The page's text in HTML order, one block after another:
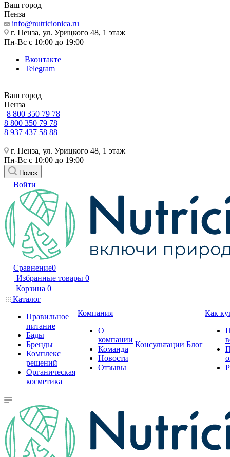
Ваш город
Пенза
info@nutricionica.ru
г. Пенза, ул. Урицкого 48, 1 этаж
Пн-Вс с 10:00 до 19:00
Вконтакте
Telegram
Ваш город
Пенза
8 800 350 79 78
8 800 350 79 78
8 937 437 58 88
г. Пенза, ул. Урицкого 48, 1 этаж
Пн-Вс с 10:00 до 19:00
Поиск
Войти
Сравнение0
Избранные товары 0
Корзина 0
Каталог
Правильное
питание
Бады
Бренды
Комплекс
решений
Органическая
косметика
Компания
О
компании
Команда
Новости
Отзывы
Консультации Блог
Как